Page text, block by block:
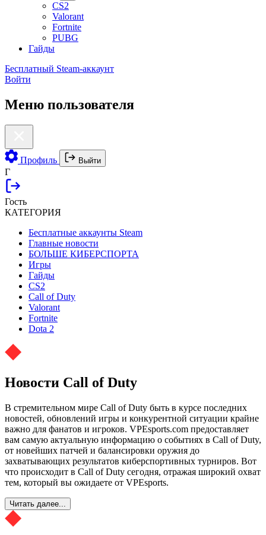
CS2
Valorant
Fortnite
PUBG
Гайды
Бесплатный Steam-аккаунт
Войти
Меню пользователя
Профиль Выйти
Г
Гость
КАТЕГОРИЯ
Бесплатные аккаунты Steam
Главные новости
БОЛЬШЕ КИБЕРСПОРТА
Игры
Гайды
CS2
Call of Duty
Valorant
Fortnite
Dota 2
Новости Call of Duty
В стремительном мире Call of Duty быть в курсе последних
новостей, обновлений игры и конкурентной ситуации крайне
важно для фанатов и игроков. VPEsports.com предоставляет
вам самую актуальную информацию о событиях в Call of Duty,
от новейших патчей и балансировки оружия до
захватывающих результатов киберспортивных турниров. Вот
что происходит в Call of Duty сегодня, отражая широкий охват
тем, который вы ожидаете от VPEsports.
Читать далее...